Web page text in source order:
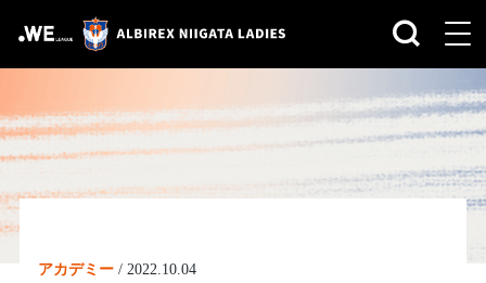
アカデミー / 2022.10.04